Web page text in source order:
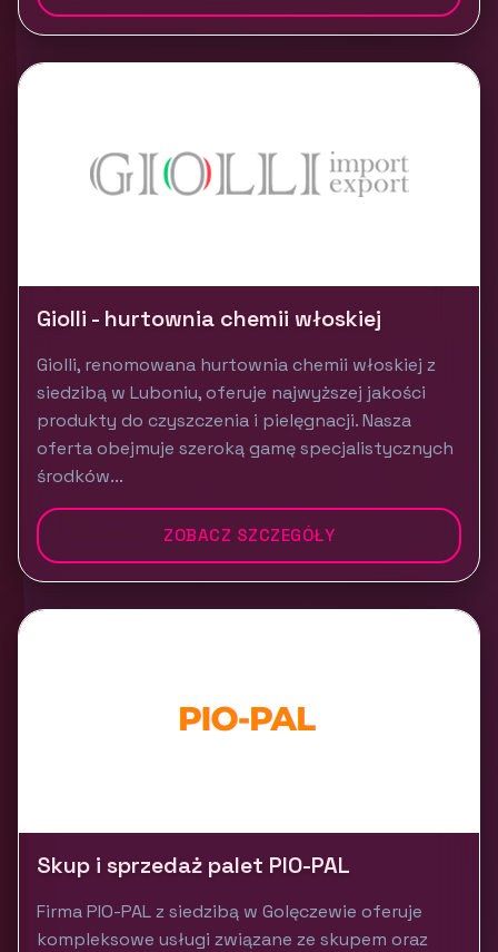
Giolli - hurtownia chemii włoskiej
Giolli, renomowana hurtownia chemii włoskiej z
siedzibą w Luboniu, oferuje najwyższej jakości
produkty do czyszczenia i pielęgnacji. Nasza
oferta obejmuje szeroką gamę specjalistycznych
środków...
ZOBACZ SZCZEGÓŁY
Skup i sprzedaż palet PIO-PAL
Firma PIO-PAL z siedzibą w Golęczewie oferuje
kompleksowe usługi związane ze skupem oraz